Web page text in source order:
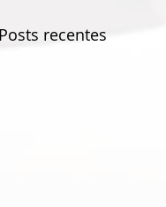
recentes